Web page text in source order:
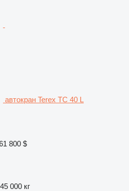
автокран Terex TC 40 L
800 $
45 000 кг